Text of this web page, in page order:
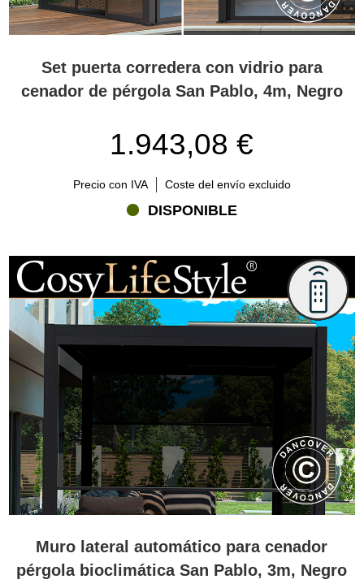
Set puerta corredera con vidrio para
cenador de pérgola San Pablo, 4m, Negro
1.943,08 €
Precio con IVA Coste del envío excluido
DISPONIBLE
Muro lateral automático para cenador
pérgola bioclimática San Pablo, 3m, Negro